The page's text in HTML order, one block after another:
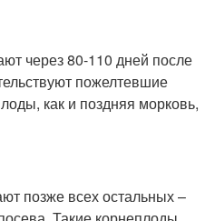
через 80-110 дней после
пожелтевшие
как и поздняя морковь,
позже всех остальных –